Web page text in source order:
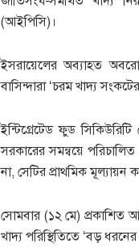
(আইপিসি)।
ইসরায়েলের অব্যাহত
বাসিন্দারা ‘চরম খাদ্য
ইন্টিগ্রেটেড ফুড
সরকারের সমন্বয়ে
না, সেটির প্রাথমিক মূল্যায়ন
সোমবার (১২ মে) প্রকাশিত
খাদ্য পরিস্থিতিতে ‘বড়